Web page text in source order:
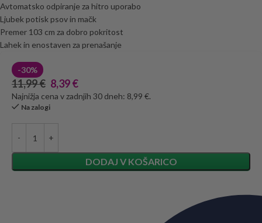
Avtomatsko odpiranje za hitro uporabo
Ljubek potisk psov in mačk
Premer 103 cm za dobro pokritost
Lahek in enostaven za prenašanje
-30%
11,99€ 8,39€
Najnižja cena v zadnjih 30 dneh: 8,99 €.
Na zalogi
DODAJ V KOŠARICO